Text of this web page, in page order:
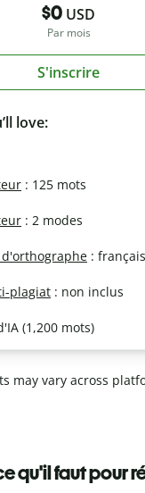
$0 USD
Par mois
S'inscrire
love:
: 125 mots
: 2 modes
:
plagiat : non inclus
(1,200 mots)
may vary across
qu'il faut pour